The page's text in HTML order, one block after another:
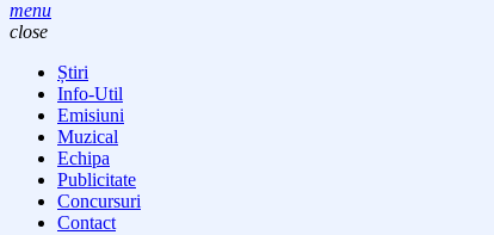
menu
close
Știri
Info-Util
Emisiuni
Muzical
Echipa
Publicitate
Concursuri
Contact